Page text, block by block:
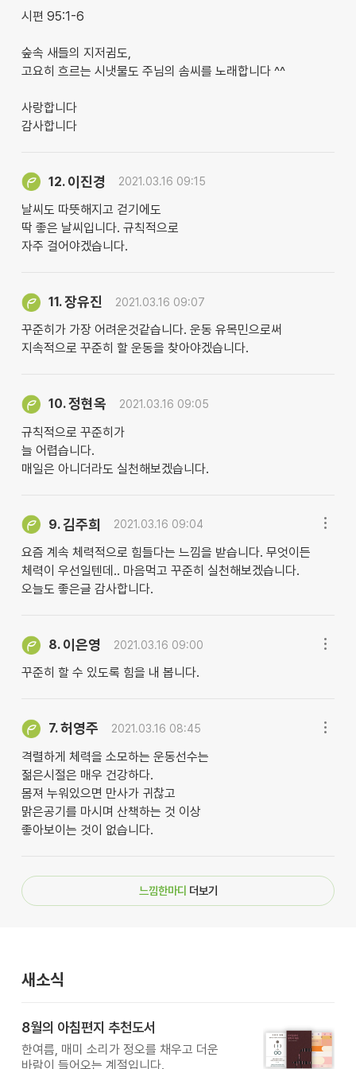
시편 95:1-6
숲속 새들의 지저귐도,
고요히 흐르는 시냇물도 주님의 솜씨를 노래합니다 ^^
사랑합니다
감사합니다
12. 이진경 2021.03.16 09:15
날씨도 따뜻해지고 걷기에도
딱 좋은 날씨입니다. 규칙적으로
자주 걸어야겠습니다.
11.장유진 2021.03.16 09:07
꾸준히가 가장 어려운것같습니다. 운동 유목민으로써
지속적으로 꾸준히 할 운동을 찾아야겠습니다.
10.정현옥 2021.03.16 09:05
규칙적으로 꾸준히가
늘 어렵습니다.
매일은 아니더라도 실천해보겠습니다.
9.김주희 2021.03.16 09:04
요즘 계속 체력적으로 힘들다는 느낌을 받습니다. 무엇이든
체력이 우선일텐데.. 마음먹고 꾸준히 실천해보겠습니다.
오늘도 좋은글 감사합니다.
8. 이은영 2021.03.16 09:00
꾸준히 할 수 있도록 힘을 내 봅니다.
7.허영주 2021.03.16 08:45
격렬하게 체력을 소모하는 운동선수는
젊은시절은 매우 건강하다.
몸져 누워있으면 만사가 귀찮고
맑은공기를 마시며 산책하는 것 이상
좋아보이는 것이 없습니다.
느낌한마디 더보기
새소식
8월의 아침편지 추천도서
한여름, 매미 소리가 정오를 채우고 더운
바람이 들어오는 계절입니다.